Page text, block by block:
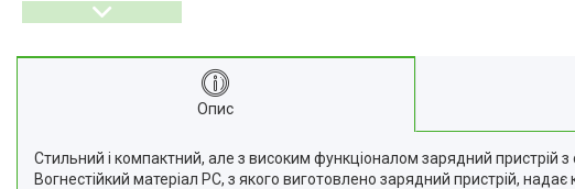
Товари для дому
Доставка та оплата
Опис
Стильний і компактний, але з високим функціоналом зарядний пристрій
Вогнестійкий матеріал PC, з якого виготовлено зарядний пристрій,